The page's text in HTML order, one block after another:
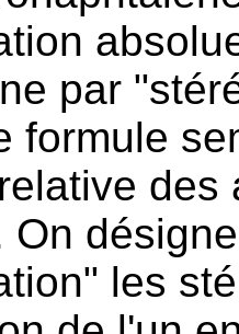
par
formule
des
On
les